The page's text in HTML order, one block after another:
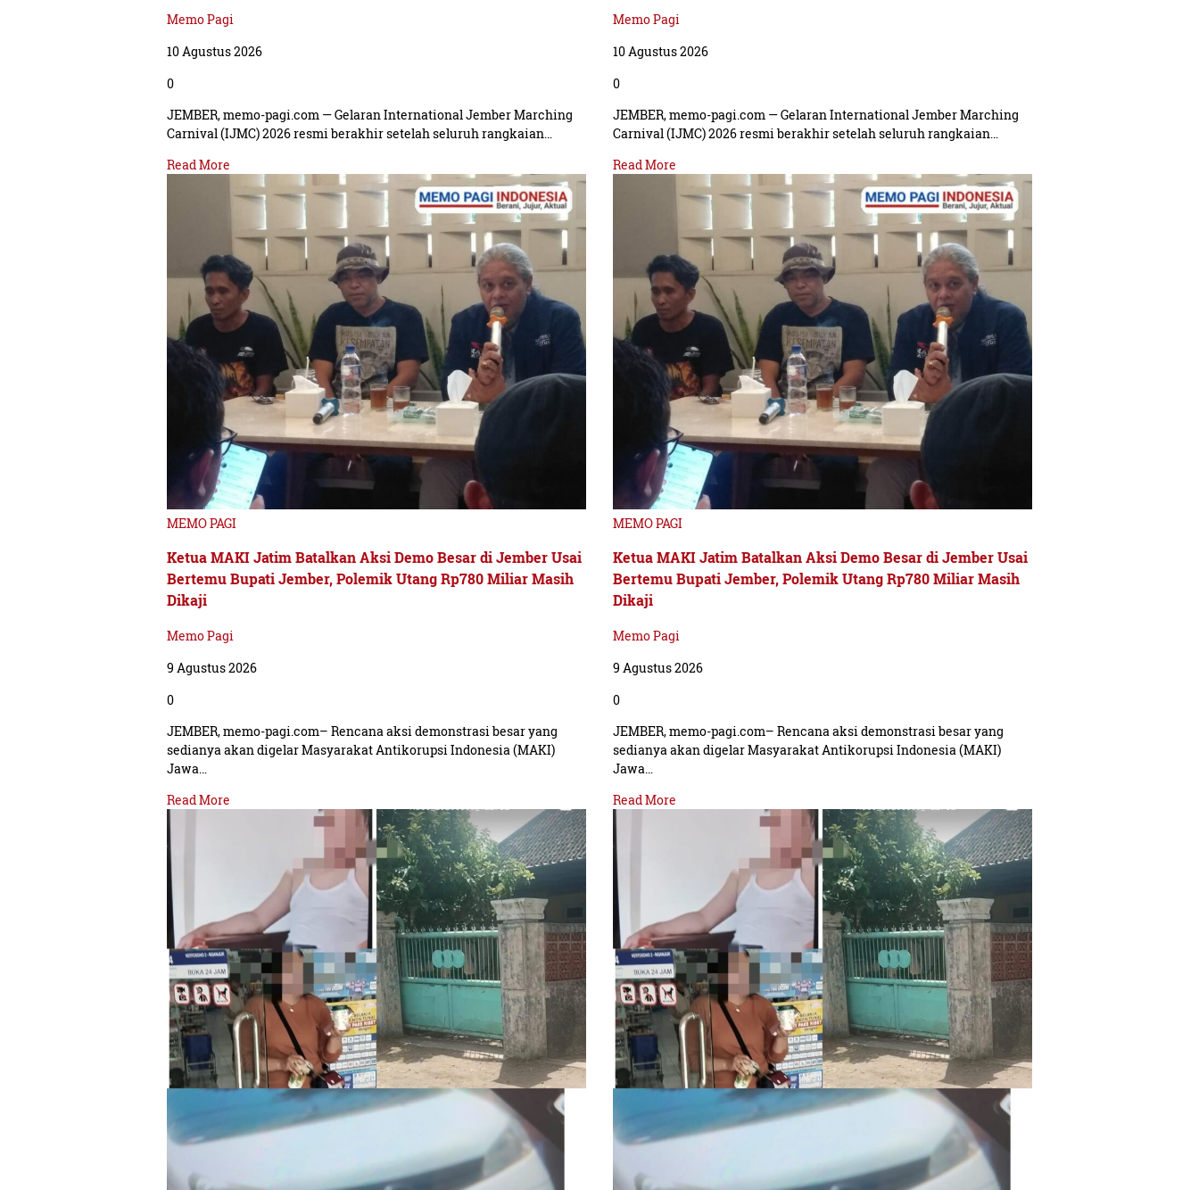
Memo Pagi
10 Agustus 2026
0
JEMBER, memo-pagi.com — Gelaran International Jember Marching
Carnival (IJMC) 2026 resmi berakhir setelah seluruh rangkaian…
Read More
MEMO PAGI
Ketua MAKI Jatim Batalkan Aksi Demo Besar di Jember Usai
Bertemu Bupati Jember, Polemik Utang Rp780 Miliar Masih
Dikaji
Memo Pagi
9 Agustus 2026
0
JEMBER, memo-pagi.com– Rencana aksi demonstrasi besar yang
sedianya akan digelar Masyarakat Antikorupsi Indonesia (MAKI)
Jawa…
Read More
Memo Pagi
10 Agustus 2026
0
JEMBER, memo-pagi.com — Gelaran International Jember Marching
Carnival (IJMC) 2026 resmi berakhir setelah seluruh rangkaian…
Read More
MEMO PAGI
Ketua MAKI Jatim Batalkan Aksi Demo Besar di Jember Usai
Bertemu Bupati Jember, Polemik Utang Rp780 Miliar Masih
Dikaji
Memo Pagi
9 Agustus 2026
0
JEMBER, memo-pagi.com– Rencana aksi demonstrasi besar yang
sedianya akan digelar Masyarakat Antikorupsi Indonesia (MAKI)
Jawa…
Read More